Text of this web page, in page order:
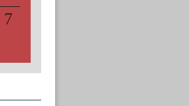
7